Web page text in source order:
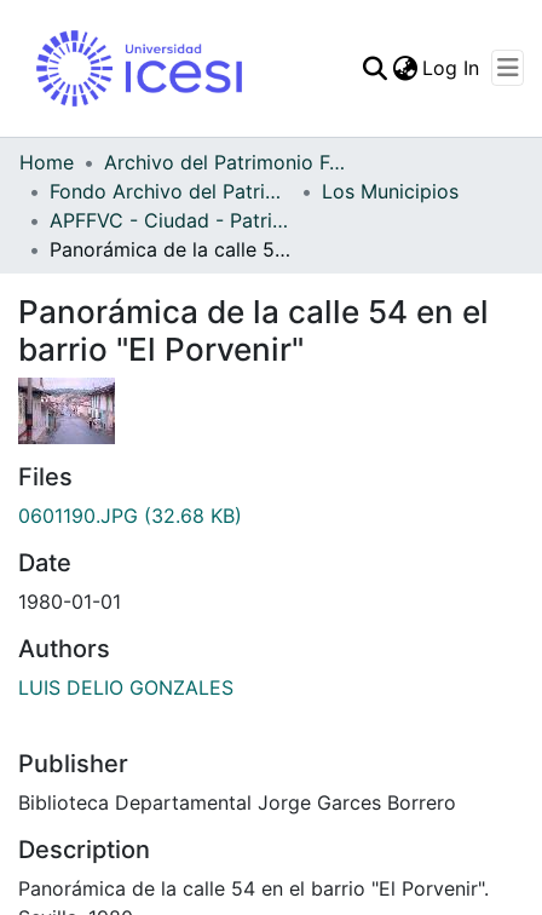
Statistics
Log In
Home
Archivo del Patrimonio Fotográfico y Fílmico del Valle del Cauca
Fondo Archivo del Patrimonio Fotográfico y Fílmico del Valle del Cauca
Los Municipios
APFFVC - Ciudad - Patrimonial
Panorámica de la calle 54 en el barrio "El Porvenir"
Panorámica de la calle 54 en el
barrio "El Porvenir"
Files
0601190.JPG (32.68 KB)
Date
1980-01-01
Authors
LUIS DELIO GONZALES
Publisher
Biblioteca Departamental Jorge Garces Borrero
Description
Panorámica de la calle 54 en el barrio "El Porvenir".